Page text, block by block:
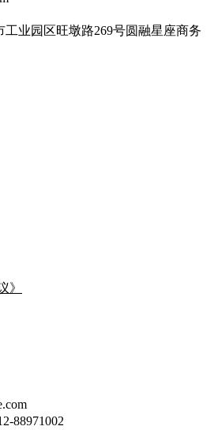
工业园区旺墩路269号圆融星座商务
》
88971002